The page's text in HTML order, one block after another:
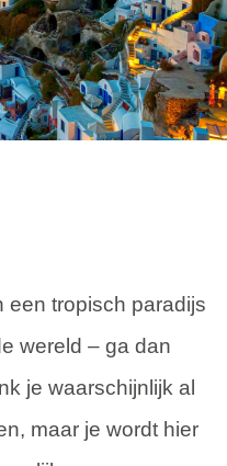
een tropisch paradijs
wereld – ga dan
je waarschijnlijk al
maar je wordt hier